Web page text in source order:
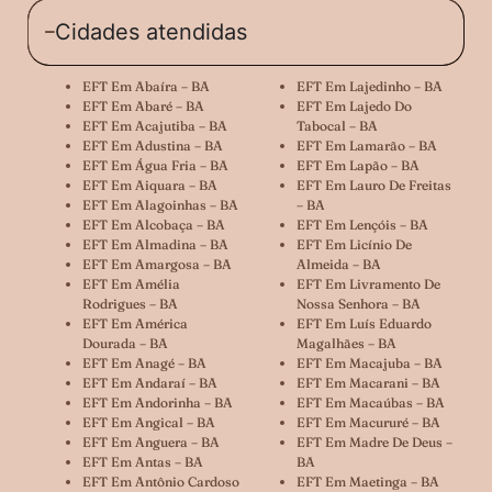
Cidades atendidas
EFT Em Abaíra – BA
EFT Em Abaré – BA
EFT Em Acajutiba – BA
EFT Em Adustina – BA
EFT Em Água Fria – BA
EFT Em Aiquara – BA
EFT Em Alagoinhas – BA
EFT Em Alcobaça – BA
EFT Em Almadina – BA
EFT Em Amargosa – BA
EFT Em Amélia
Rodrigues – BA
EFT Em América
Dourada – BA
EFT Em Anagé – BA
EFT Em Andaraí – BA
EFT Em Andorinha – BA
EFT Em Angical – BA
EFT Em Anguera – BA
EFT Em Antas – BA
EFT Em Antônio Cardoso
EFT Em Lajedinho – BA
EFT Em Lajedo Do
Tabocal – BA
EFT Em Lamarão – BA
EFT Em Lapão – BA
EFT Em Lauro De Freitas
– BA
EFT Em Lençóis – BA
EFT Em Licínio De
Almeida – BA
EFT Em Livramento De
Nossa Senhora – BA
EFT Em Luís Eduardo
Magalhães – BA
EFT Em Macajuba – BA
EFT Em Macarani – BA
EFT Em Macaúbas – BA
EFT Em Macururé – BA
EFT Em Madre De Deus –
BA
EFT Em Maetinga – BA